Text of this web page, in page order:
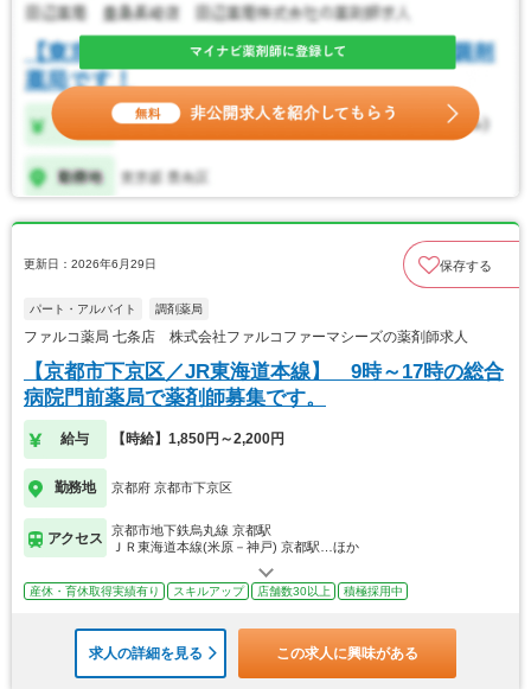
更新日：2026年6月29日 保存する
パート・アルバイト 調剤薬局
ファルコ薬局 七条店 株式会社ファルコファーマシーズの薬剤師求人
【京都市下京区／JR東海道本線】 9時～17時の総合
病院門前薬局で薬剤師募集です。
給与 【時給】1,850円～2,200円
勤務地 京都府 京都市下京区
アクセス
京都市地下鉄烏丸線 京都駅
ＪＲ東海道本線(米原－神戸) 京都駅…ほか
産休・育休取得実績有り スキルアップ 店舗数30以上 積極採用中
求人の詳細を見る この求人に興味がある